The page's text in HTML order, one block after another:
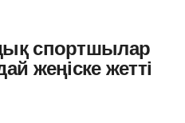
спортшылар
жеңіске жетті